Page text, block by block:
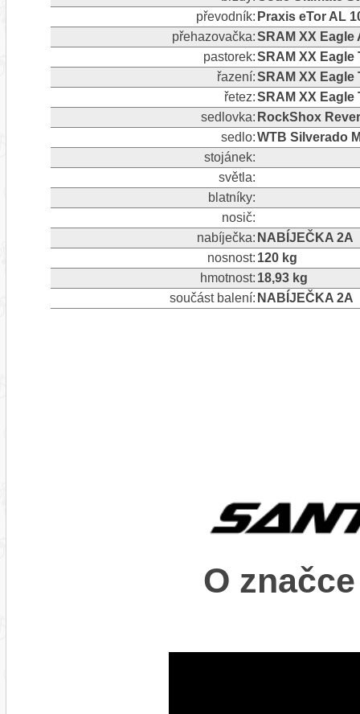
převodník: Praxis eTor AL
přehazovačka:SRAM XX Eagle
pastorek:SRAM XX Eagle
řazení:SRAM XX Eagle
řetez:SRAM XX Eagle
sedlovka: RockShox
sedlo:WTB Silverado
stojánek:
světla:
blatníky:
nosič:
nabíječka: NABÍJEČKA 2A
nosnost: 120 kg
hmotnost: 18,93 kg
součást balení: NABÍJEČKA 2A
O